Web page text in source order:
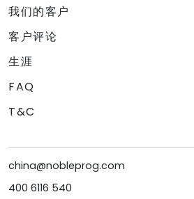
我们的客户
客户评论
生涯
FAQ
T&C
china@nobleprog.com
400 6116 540